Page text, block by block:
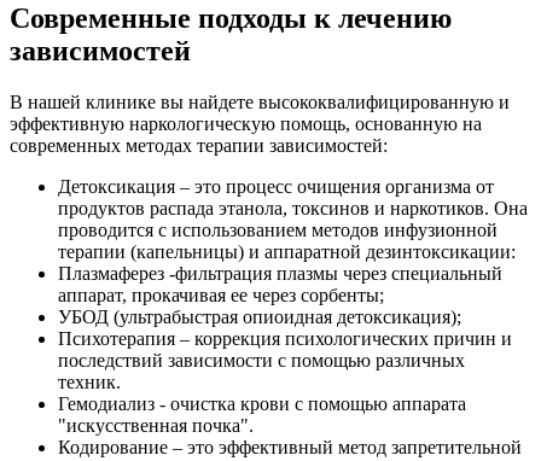
Современные подходы к лечению
зависимостей
В нашей клинике вы найдете высококвалифицированную и
эффективную наркологическую помощь, основанную на
современных методах терапии зависимостей:
Детоксикация – это процесс очищения организма от
продуктов распада этанола, токсинов и наркотиков. Она
проводится с использованием методов инфузионной
терапии (капельницы) и аппаратной дезинтоксикации:
Плазмаферез -фильтрация плазмы через специальный
аппарат, прокачивая ее через сорбенты;
УБОД (ультрабыстрая опиоидная детоксикация);
Психотерапия – коррекция психологических причин и
последствий зависимости с помощью различных
техник.
Гемодиализ - очистка крови с помощью аппарата
"искусственная почка".
Кодирование – это эффективный метод запретительной